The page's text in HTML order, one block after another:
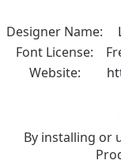
Designer Name:
Font License:
Website:
By installing or